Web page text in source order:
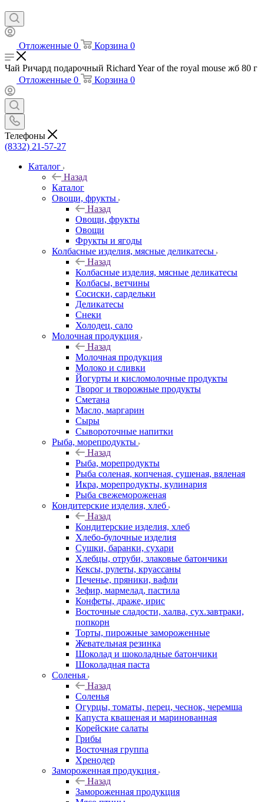
Отложенные 0 Корзина 0
Чай Ричард подарочный Richard Year of the royal mouse жб 80 г
Отложенные 0 Корзина 0
Телефоны
(8332) 21-57-27
Каталог
Назад
Каталог
Овощи, фрукты
Назад
Овощи, фрукты
Овощи
Фрукты и ягоды
Колбасные изделия, мясные деликатесы
Назад
Колбасные изделия, мясные деликатесы
Колбасы, ветчины
Сосиски, сардельки
Деликатесы
Снеки
Холодец, сало
Молочная продукция
Назад
Молочная продукция
Молоко и сливки
Йогурты и кисломолочные продукты
Творог и творожные продукты
Сметана
Масло, маргарин
Сыры
Сывороточные напитки
Рыба, морепродукты
Назад
Рыба, морепродукты
Рыба соленая, копченая, сушеная, вяленая
Икра, морепродукты, кулинария
Рыба свежемороженая
Кондитерские изделия, хлеб
Назад
Кондитерские изделия, хлеб
Хлебо-булочные изделия
Сушки, баранки, сухари
Хлебцы, отруби, злаковые батончики
Кексы, рулеты, круассаны
Печенье, пряники, вафли
Зефир, мармелад, пастила
Конфеты, драже, ирис
Восточные сладости, халва, сух.завтраки,
попкорн
Торты, пирожные замороженные
Жевательная резинка
Шоколад и шоколадные батончики
Шоколадная паста
Соленья
Назад
Соленья
Огурцы, томаты, перец, чеснок, черемша
Капуста квашеная и маринованная
Корейские салаты
Грибы
Восточная группа
Хренодер
Замороженная продукция
Назад
Замороженная продукция